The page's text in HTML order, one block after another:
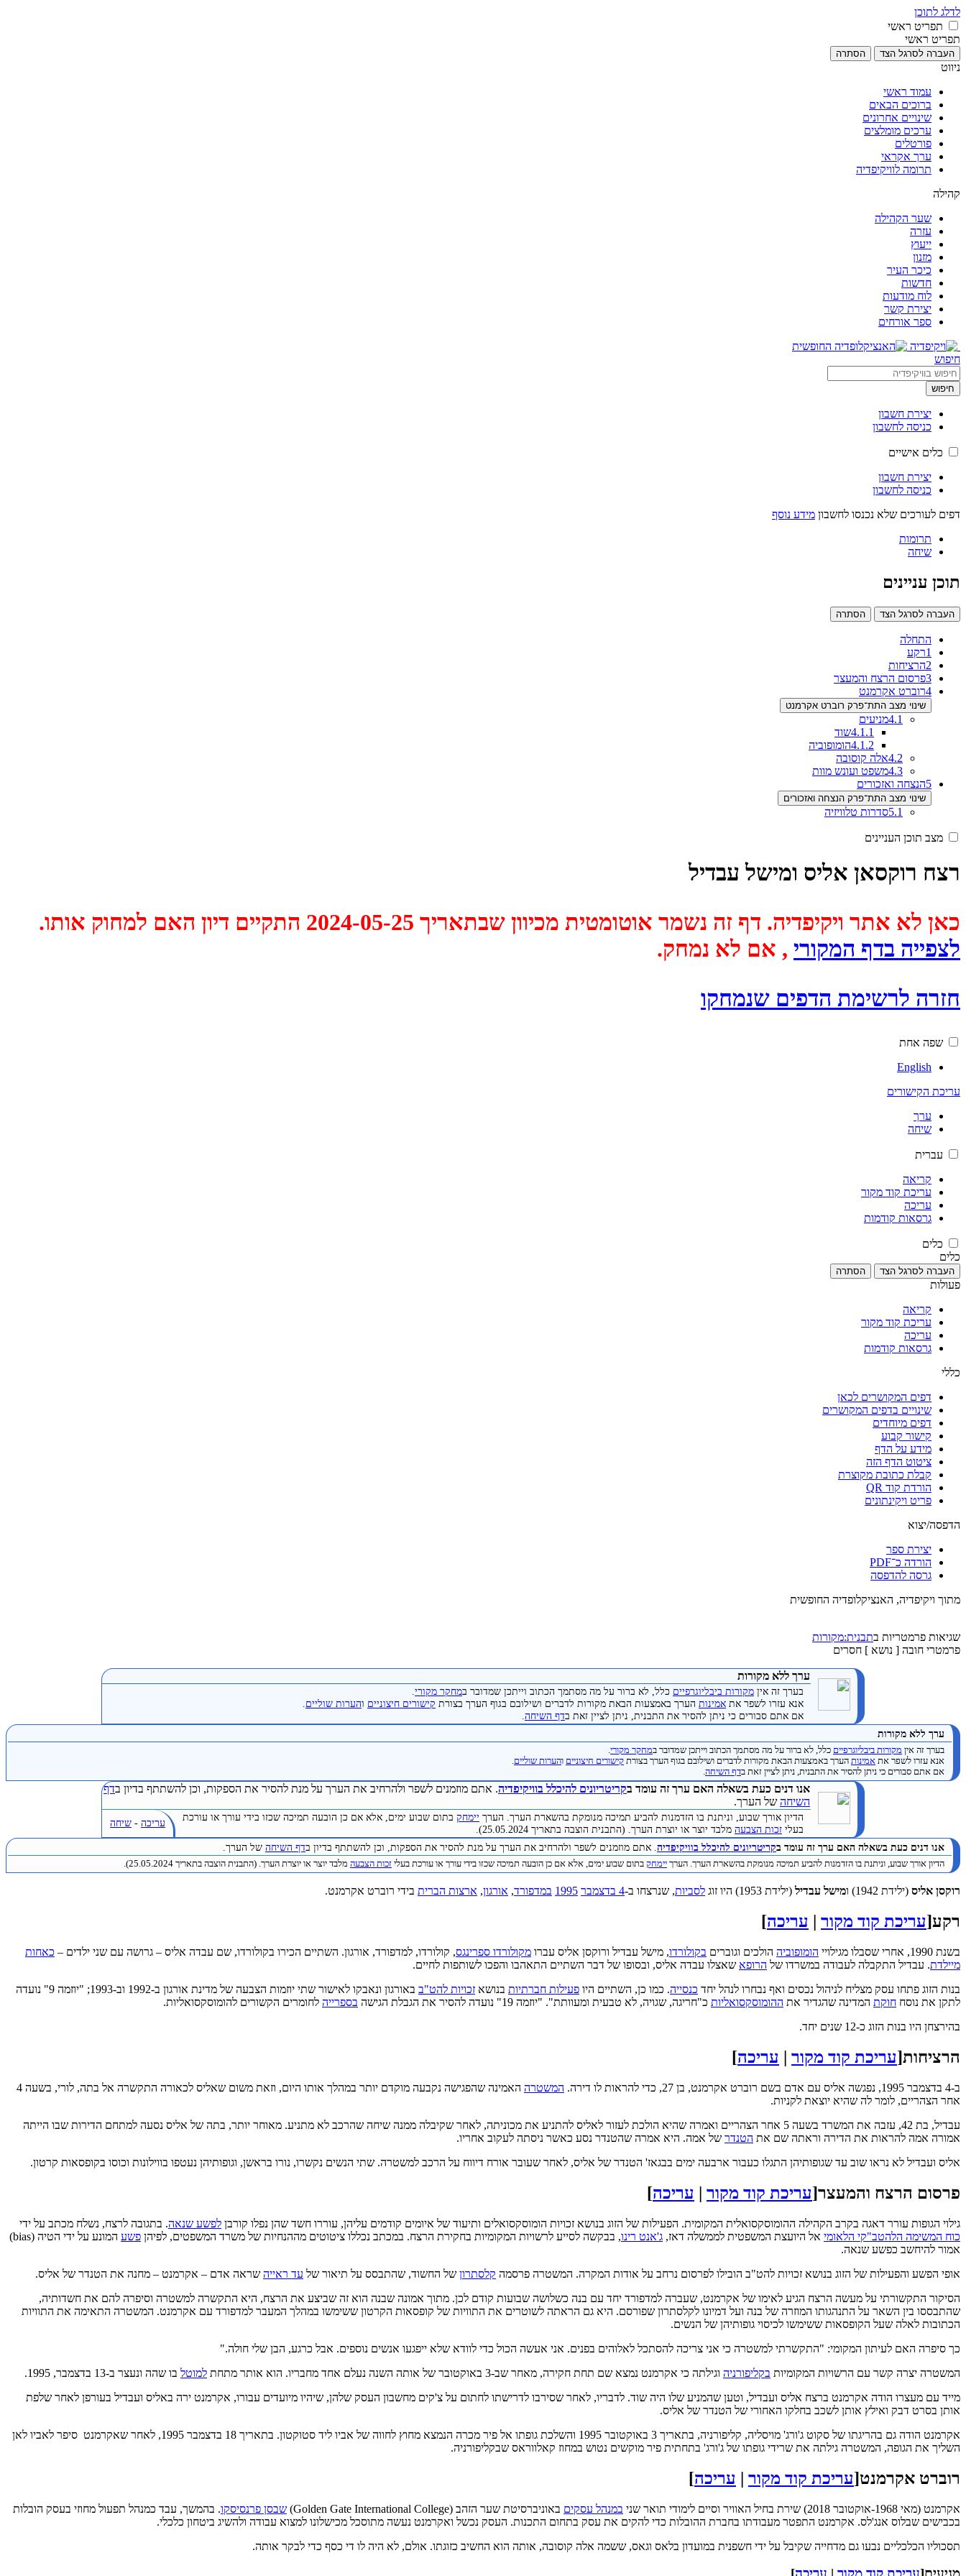
לדלג לתוכן
תפריט ראשי
תפריט ראשי
העברה לסרגל הצד הסתרה
ניווט
עמוד ראשי
ברוכים הבאים
שינויים אחרונים
ערכים מומלצים
פורטלים
ערך אקראי
תרומה לוויקיפדיה
קהילה
שער הקהילה
עזרה
ייעוץ
מזנון
כיכר העיר
חדשות
לוח מודעות
יצירת קשר
ספר אורחים
חיפוש
חיפוש
יצירת חשבון
כניסה לחשבון
כלים אישיים
יצירת חשבון
כניסה לחשבון
דפים לעורכים שלא נכנסו לחשבון מידע נוסף
תרומות
שיחה
תוכן עניינים
העברה לסרגל הצד הסתרה
התחלה
1רקע
2הרציחות
3פרסום הרצח והמעצר
4רוברט אקרמנט
שינוי מצב התת־פרק רוברט אקרמנט
4.1מניעים
4.1.1שוד
4.1.2הומופוביה
4.2אלה קוסובה
4.3משפט ועונש מוות
5הנצחה ואזכורים
שינוי מצב התת־פרק הנצחה ואזכורים
5.1סדרות טלוויזיה
מצב תוכן העניינים
רצח רוקסאן אליס ומישל עבדיל
כאן לא אתר ויקיפדיה. דף זה נשמר אוטומטית מכיוון שבתאריך 2024-05-25 התקיים דיון האם למחוק אותו.
לצפייה בדף המקורי , אם לא נמחק.
חזרה לרשימת הדפים שנמחקו
שפה אחת
English
עריכת הקישורים
ערך
שיחה
עברית
קריאה
עריכת קוד מקור
עריכה
גרסאות קודמות
כלים
כלים
העברה לסרגל הצד הסתרה
פעולות
קריאה
עריכת קוד מקור
עריכה
גרסאות קודמות
כללי
דפים המקושרים לכאן
שינויים בדפים המקושרים
דפים מיוחדים
קישור קבוע
מידע על הדף
ציטוט הדף הזה
קבלת כתובת מקוצרת
הורדת קוד QR
פריט ויקינתונים
הדפסה/יצוא
יצירת ספר
הורדה כ־PDF
גרסה להדפסה
מתוך ויקיפדיה, האנציקלופדיה החופשית
שגיאות פרמטריות בתבנית:מקורות
פרמטרי חובה [ נושא ] חסרים
ערך ללא מקורות
בערך זה אין מקורות ביבליוגרפיים כלל, לא ברור על מה מסתמך הכתוב וייתכן שמדובר במחקר מקורי.
אנא עזרו לשפר את אמינות הערך באמצעות הבאת מקורות לדברים ושילובם בגוף הערך בצורת קישורים חיצוניים והערות שוליים.
אם אתם סבורים כי ניתן להסיר את התבנית, ניתן לציין זאת בדף השיחה.
ערך ללא מקורות
בערך זה אין מקורות ביבליוגרפיים כלל, לא ברור על מה מסתמך הכתוב וייתכן שמדובר במחקר מקורי.
אנא עזרו לשפר את אמינות הערך באמצעות הבאת מקורות לדברים ושילובם בגוף הערך בצורת קישורים חיצוניים והערות שוליים.
אם אתם סבורים כי ניתן להסיר את התבנית, ניתן לציין זאת בדף השיחה.
אנו דנים כעת בשאלה האם ערך זה עומד בקריטריונים להיכלל בוויקיפדיה. אתם מוזמנים לשפר ולהרחיב את הערך על מנת להסיר את הספקות, וכן להשתתף בדיון בדף
השיחה של הערך.
הדיון אורך שבוע, וניתנת בו הזדמנות להביע תמיכה מנומקת בהשארת הערך. הערך יימחק בתום שבוע ימים, אלא אם כן הובעה תמיכה שכזו בידי עורך או עורכת
בעלי זכות הצבעה מלבד יוצר או יוצרת הערך. (התבנית הוצבה בתאריך 25.05.2024).
עריכה - שיחה
אנו דנים כעת בשאלה האם ערך זה עומד בקריטריונים להיכלל בוויקיפדיה. אתם מוזמנים לשפר ולהרחיב את הערך על מנת להסיר את הספקות, וכן להשתתף בדיון בדף השיחה של הערך.
הדיון אורך שבוע, וניתנת בו הזדמנות להביע תמיכה מנומקת בהשארת הערך. הערך יימחק בתום שבוע ימים, אלא אם כן הובעה תמיכה שכזו בידי עורך או עורכת בעלי זכות הצבעה מלבד יוצר או יוצרת הערך. (התבנית הוצבה בתאריך 25.05.2024).
רוקסן אליס (ילידת 1942) ו מישל עבדיל (ילידת 1953) היו זוג לסביות, שנרצחו ב-4 בדצמבר 1995 במדפורד, אורגון, ארצות הברית בידי רוברט אקרמנט.
רקע[עריכת קוד מקור עריכה]
בשנת 1990, אחרי שסבלו מגילויי הומופוביה הולכים וגוברים בקולורדו, מישל עבדיל ורוקסן אליס עברו מקולורדו ספרינגס, קולורדו, למדפורד, אורגון. השתיים הכירו בקולורדו, שם עבדה אליס – גרושה עם שני ילדים – כאחות
מיילדת. עבדיל התקבלה לעבודה במשרדו של הרופא שאצלו עבדה אליס, ובסופו של דבר השתיים התאהבו והפכו לשותפות לחיים.
בנות הזוג פתחו עסק מצליח לניהול נכסים ואף נבחרו לנהל יחד כנסייה. כמו כן, השתיים היו פעילות חברתיות בנושא זכויות להט"ב
באורגון ונאבקו לאישור שתי יוזמות הצבעה של מדינת אורגון ב-1992 וב-1993; "יוזמה 9" נועדה
לתקן את נוסח חוקת המדינה שהגדיר את ההומוסקסואליות כ"חריגה, שגויה, לא טבעית ומעוותת". "יוזמה 19" נועדה להסיר את הגבלת הגישה בספרייה לחומרים הקשורים להומוסקסואליות.
בהירצחן היו בנות הזוג כ-12 שנים יחד.
הרציחות[עריכת קוד מקור | עריכה]
ב-4 בדצמבר 1995, נפגשה אליס עם אדם בשם רוברט אקרמנט, בן 27, כדי להראות לו דירה. המשטרה
האמינה שהפגישה נקבעה מוקדם יותר במהלך אותו היום, וזאת משום שאליס לכאורה התקשרה אל בתה, לורי, בשעה 4
אחר הצהריים, לומר לה שהיא יוצאת לקניות.
עבדיל, בת 42, עזבה את המשרד בשעה 5 אחר הצהריים ואמרה שהיא הולכת לעזור לאליס להתניע את מכוניתה, לאחר שקיבלה ממנה שיחה שהרכב לא מתניע. מאוחר יותר, בתה של אליס נסעה למתחם הדירות שבו הייתה
אמורה אמה להראות את הדירה וראתה שם את הטנדר של אמה. היא אמרה שהטנדר נסע כאשר ניסתה לעקוב אחריו.
אליס ועבדיל לא נראו שוב עד שגופותיהן התגלו כעבור ארבעה ימים בבגאז' הטנדר של אליס, לאחר שעובר אורח דיווח על הרכב למשטרה. שתי הנשים נקשרו, נורו בראשן, וגופותיהן נעטפו בווילונות וכוסו בקופסאות קרטון.
פרסום הרצח והמעצר[עריכת קוד מקור | עריכה]
גילוי הגופות עורר דאגה בקרב הקהילה ההומוסקסואלית המקומית. הפעילות של הזוג בנושא זכויות הומוסקסואלים ותיעוד של איומים קודמים עליהן, עוררו חשד שהן נפלו קורבן לפשע שנאה. בתגובה לרצח, נשלח מכתב על ידי
כוח המשימה הלהטב"קי הלאומי אל היועצת המשפטית לממשלה דאז, ג'אנט רינו, בבקשה לסייע לרשויות המקומיות בחקירת הרצח. במכתב נכללו ציטוטים מההנחיות של משרד המשפטים, לפיהן פשע
המונע על ידי הטיה (bias)
אמור להיחשב כפשע שנאה.
אופי הפשע והפעילות של הזוג בנושא זכויות להט"ב הובילו לפרסום נרחב על אודות המקרה. המשטרה פרסמה קלסתרון של החשוד, שהתבסס על תיאור של עד ראייה שראה אדם – אקרמנט – מחנה את הטנדר של אליס.
הסיקור התקשורתי על מעשה הרצח הגיע לאימו של אקרמנט, שעברה למדפורד יחד עם בנה כשלושה שבועות קודם לכן. מתוך אמונה שבנה הוא זה שביצע את הרצח, היא התקשרה למשטרה וסיפרה להם את חשדותיה,
שהתבססו בין השאר על התנהגותו המוזרה של בנה ועל דמיונו לקלסתרון שפורסם. היא גם הראתה לשוטרים את התוויות של קופסאות הקרטון ששימשו במהלך המעבר למדפורד עם אקרמנט. המשטרה התאימה את התוויות
הכתובות לאלה שעל הקופסאות ששימשו לכיסוי גופותיהן של הנשים.
כך סיפרה האם לעיתון המקומי: "התקשרתי למשטרה כי אני צריכה להסתכל לאלוהים בפנים. אני אעשה הכול כדי לוודא שלא ייפגעו אנשים נוספים. אבל כרגע, הבן שלי חולה."
המשטרה יצרה קשר עם הרשויות המקומיות בקליפורניה וגילתה כי אקרמנט נמצא שם תחת חקירה, מאחר שב-3 באוקטובר של אותה השנה נעלם אחד מחבריו. הוא אותר מתחת למוטל בו שהה ונעצר ב-13 בדצמבר, 1995.
מייד עם מעצרו הודה אקרמנט ברצח אליס ועבדיל, וטען שהמניע שלו היה שוד. לדבריו, לאחר שסירבו לדרישתו לחתום על צ'קים מחשבון העסק שלהן, שיהיו מיועדים עבורו, אקרמנט ירה באליס ועבדיל בעורפן לאחר שלפת
אותן בסרט דבק ואילץ אותן לשכב בחלקו האחורי של הטנדר של אליס.
אקרמנט הודה גם בהריגתו של סקוט ג'ורג' מויסליה, קליפורניה, בתאריך 3 באוקטובר 1995 והשלכת גופתו אל פיר מכרה הנמצא מחוץ לחווה של אביו ליד סטוקטון. בתאריך 18 בדצמבר 1995, לאחר שאקרמנט סיפר לאביו לאן
השליך את הגופה, המשטרה גילתה את שרידי גופתו של ג'ורג' בתחתית פיר מוקשים נטוש במחוז קאלווראס שבקליפורניה.
רוברט אקרמנט[עריכת קוד מקור | עריכה]
אקרמנט (מאי 1968-אוקטובר 2018) שירת בחיל האוויר וסיים לימודי תואר שני במנהל עסקים באוניברסיטת שער הזהב (Golden Gate International College) שבסן פרנסיסקו. בהמשך, עבד כמנהל תפעול מחוזי בעסק הובלות
בכבישים שבלוס אנג'לס. אקרמנט התפטר מעבודתו בחברת ההובלות כדי להקים את עסק בתחום התכנות. העסק נכשל ואקרמנט נעשה מתוסכל מכישלונו למצוא עבודה ולהשיג ביטחון כלכלי.
תסכוליו הכלכליים נבעו גם מדחייה שקיבל על ידי חשפנית במועדון בלאס וגאס, ששמה אלה קוסובה, אותה הוא החשיב כזוגתו. אולם, לא היה לו די כסף כדי לבקר אותה.